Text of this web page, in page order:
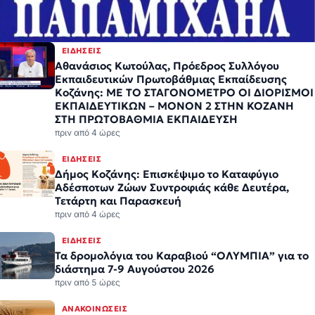
ΕΙΔΉΣΕΙΣ
Αθανάσιος Κωτούλας, Πρόεδρος Συλλόγου
Εκπαιδευτικών Πρωτοβάθμιας Εκπαίδευσης
Κοζάνης: ΜΕ ΤΟ ΣΤΑΓΟΝΟΜΕΤΡΟ ΟΙ ΔΙΟΡΙΣΜΟΙ
ΕΚΠΑΙΔΕΥΤΙΚΩΝ – ΜΟΝΟΝ 2 ΣΤΗΝ ΚΟΖΑΝΗ
ΣΤΗ ΠΡΩΤΟΒΑΘΜΙΑ ΕΚΠΑΙΔΕΥΣΗ
πριν από 4 ώρες
ΕΙΔΉΣΕΙΣ
Δήμος Κοζάνης: Επισκέψιμο το Καταφύγιο
Αδέσποτων Ζώων Συντροφιάς κάθε Δευτέρα,
Τετάρτη και Παρασκευή
πριν από 4 ώρες
ΕΙΔΉΣΕΙΣ
Τα δρομολόγια του Καραβιού “ΟΛΥΜΠΙΑ” για το
διάστημα 7-9 Αυγούστου 2026
πριν από 5 ώρες
ΑΝΑΚΟΙΝΏΣΕΙΣ